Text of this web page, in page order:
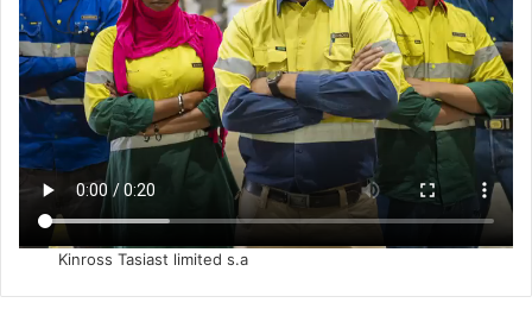
Kinross Tasiast limited s.a